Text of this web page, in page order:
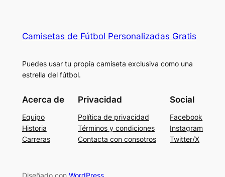
Camisetas de Fútbol Personalizadas Gratis
Puedes usar tu propia camiseta exclusiva como una
estrella del fútbol.
Acerca de
Equipo
Historia
Carreras
Privacidad
Política de privacidad
Términos y condiciones
Contacta con consotros
Social
Facebook
Instagram
Twitter/X